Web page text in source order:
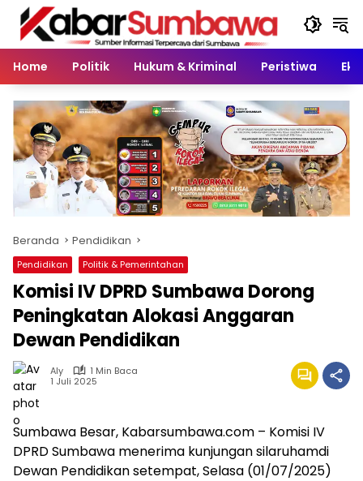
Langsung
konten
Home
Politik Hukum & Kriminal Peristiwa
Beranda Pendidikan
Pendidikan Politik & Pemerintahan
Komisi IV DPRD Sumbawa Dorong
Peningkatan Alokasi Anggaran
Dewan Pendidikan
Aly
1 Min Baca
1 Juli 2025
Sumbawa Besar, Kabarsumbawa.com – Komisi IV
DPRD Sumbawa menerima kunjungan silaruhamdi
Dewan Pendidikan setempat, Selasa (01/07/2025)